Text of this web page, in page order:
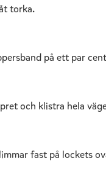
torka.
på ett par
och klistra hela
fast på lockets